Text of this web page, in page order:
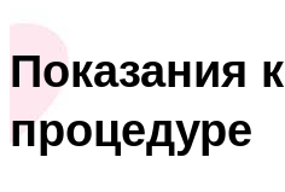
Показания к
процедуре